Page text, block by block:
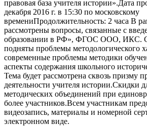
правовая база учителя истории».Дата
декабря 2016 г. в 15:30 по московскому
времениПродолжительность: 2 часа В
рассмотрены вопросы, связанные с
образовании в РФ», ФГОС ООО, ИКС.
подняты проблемы методологического
современные проблемы методики
аспекты содержания школьного
Тема будет рассмотрена сквозь призму
деятельности учителя истории.Скидки
методических объединений при
более участников.Всем участникам
видеозапись, материалы и номерной
электронном виде.